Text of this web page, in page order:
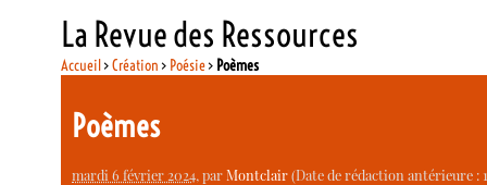
La Revue des Ressources
Accueil>Création > Poésie> Poèmes
Poèmes
mardi 6 février 2024, parMontclair(Date de rédaction antérieure :